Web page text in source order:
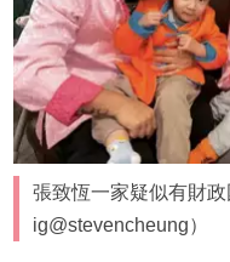
張致恆一家疑似有財政
ig@stevencheung）